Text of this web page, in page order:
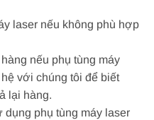
laser nếu không phù hợp
nếu phụ tùng máy
với chúng tôi để biết
lại hàng.
dụng phụ tùng máy laser